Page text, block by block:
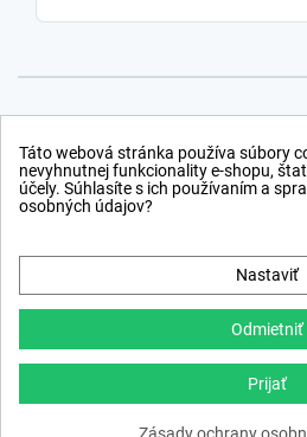
Táto webová stránka používa súbory
nevyhnutnej funkcionality e-shopu,
účely. Súhlasíte s ich používaním a
osobných údajov?
Nastaviť
Odmietniť
Prijať